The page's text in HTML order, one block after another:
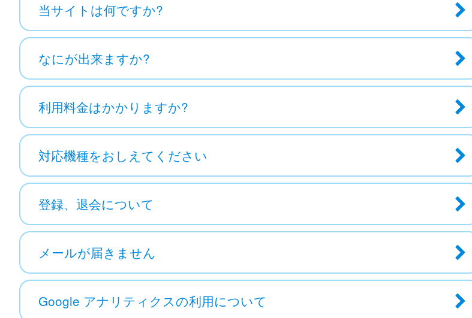
当サイトは何ですか?
なにが出来ますか?
利用料金はかかりますか?
対応機種をおしえてください
登録、退会について
メールが届きません
Google アナリティクスの利用について